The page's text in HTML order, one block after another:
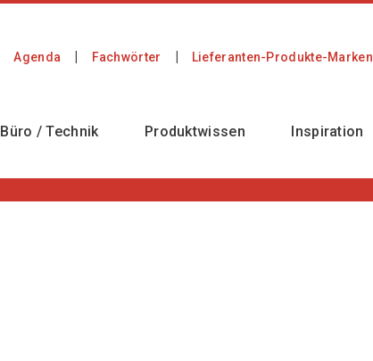
Agenda Fachwörter Lieferanten-Produkte-Marken
Büro / Technik Produktwissen Inspiration